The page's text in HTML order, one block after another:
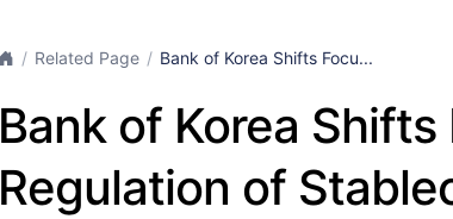
Related Page Bank of Korea Shifts Focu...
Bank of Korea Shifts
Regulation of